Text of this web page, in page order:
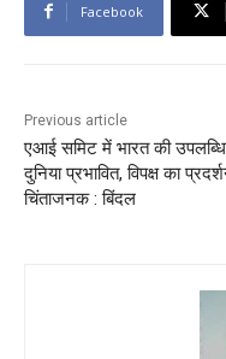
Facebook
Previous article
एआई समिट में भारत की
दुनिया प्रभावित, विपक्ष का
चिंताजनक : बिंदल